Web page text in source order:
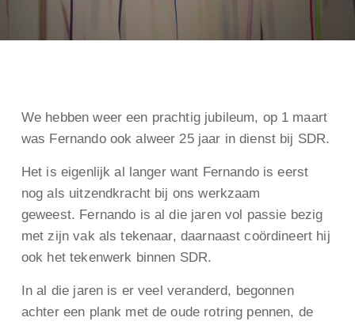
We hebben weer een prachtig jubileum, op 1 maart
was Fernando ook alweer 25 jaar in dienst bij SDR.
Het is eigenlijk al langer want Fernando is eerst
nog als uitzendkracht bij ons werkzaam
geweest. Fernando is al die jaren vol passie bezig
met zijn vak als tekenaar, daarnaast coördineert hij
ook het tekenwerk binnen SDR.
In al die jaren is er veel veranderd, begonnen
achter een plank met de oude rotring pennen, de